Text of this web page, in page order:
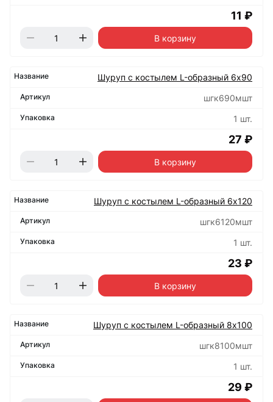
11 ₽
В корзину
Шуруп с костылем L-образный 6х90
шгк690мшт
1 шт.
27 ₽
В корзину
Шуруп с костылем L-образный 6х120
шгк6120мшт
1 шт.
23 ₽
В корзину
Шуруп с костылем L-образный 8х100
шгк8100мшт
1 шт.
29 ₽